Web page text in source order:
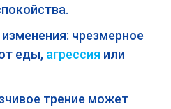
чрезмерное
еды, агрессия или
трение может